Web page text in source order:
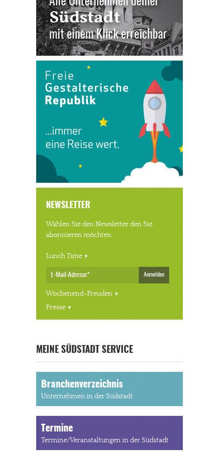
« ALLE VERANSTALTUNGEN
NEWSLETTER
Wählen Sie den Newsletter den Sie
abonnieren möchten.
Lunch Time
Anmelden
Wochenend-Freuden
Presse
MEINE SÜDSTADT SERVICE
Branchenverzeichnis
Unternehmen in der Südstadt
Termine
Termine/Veranstaltungen in der Südstadt